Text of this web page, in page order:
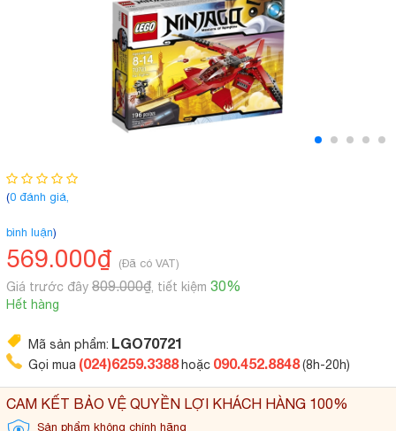
(0 đánh giá,
bình luận)
569.000₫ (Đã có VAT)
Giá trước đây 809.000₫ , tiết kiệm 30%
Hết hàng
CAM KẾT BẢO VỆ QUYỀN LỢI KHÁCH HÀNG 100%
Sản phẩm không chính hãng
Mã sản phẩm: LGO70721
Gọi mua (024)6259.3388 hoặc 090.452.8848(8h-20h)